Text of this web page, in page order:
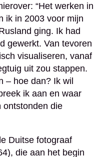
“Het werken in
ik in 2003 voor mijn
ging. Ik had
gewerkt. Van tevoren
visualiseren, vanaf
uit zou stappen.
– hoe dan? Ik wil
ik aan en waar
ontstonden die
Duitse fotograaf
die aan het begin